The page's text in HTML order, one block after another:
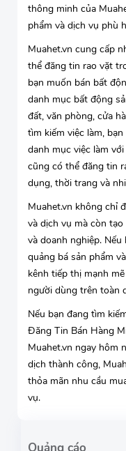
thông minh của
phẩm và dịch vụ phù
Muahet.vn cung cấp
thể đăng tin rao vặt
bạn muốn bán bất
danh mục bất động
đất, văn phòng, cửa
tìm kiếm việc làm,
danh mục việc làm
cũng có thể đăng tin
dụng, thời trang và
Muahet.vn không chỉ
và dịch vụ mà còn
và doanh nghiệp.
quảng bá sản phẩm
kênh tiếp thị mạnh
người dùng trên toàn
Nếu bạn đang tìm
Đăng Tin Bán Hàng
Muahet.vn ngay hôm
dịch thành công,
thỏa mãn nhu cầu
vụ.